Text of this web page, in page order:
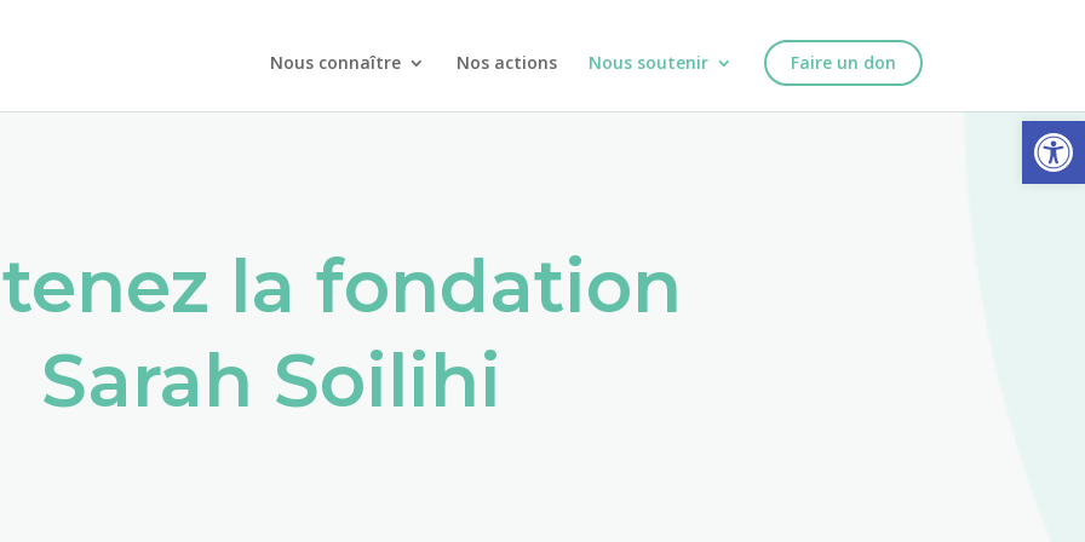
Ouvrir
Nous connaître Nos actions Nous soutenir Faire un don
la fondation
Sarah Soilihi